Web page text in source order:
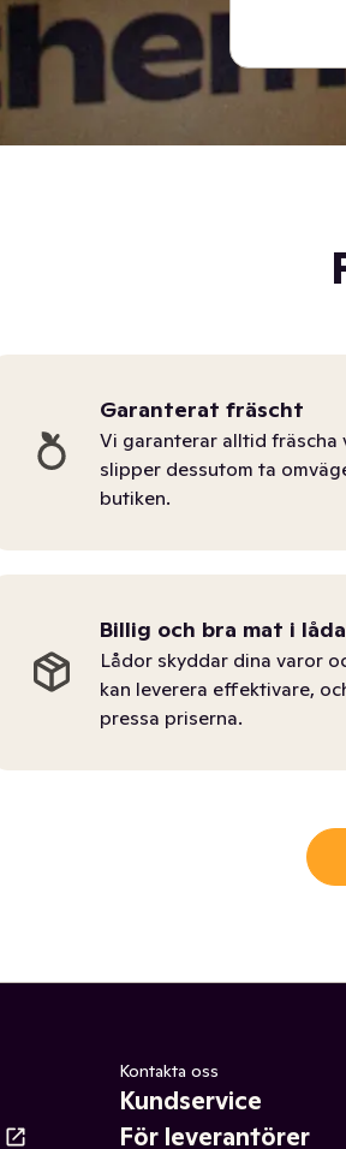
Garanterat fräscht
Vi garanterar alltid fräscha
slipper dessutom ta
butiken.
Billig och bra mat i låda
Lådor skyddar dina varor
kan leverera effektivare,
pressa priserna.
Kontakta oss
Kundservice
För leverantörer